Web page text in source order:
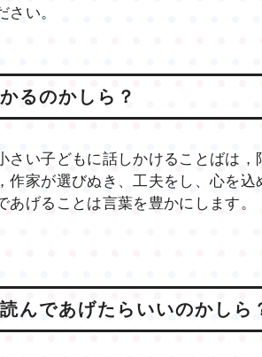
さい。
るのかしら？
さい子どもに話しかけることばは，
作家が選びぬき、工夫をし、心を
あげることは言葉を豊かにします。
んであげたらいいのかしら